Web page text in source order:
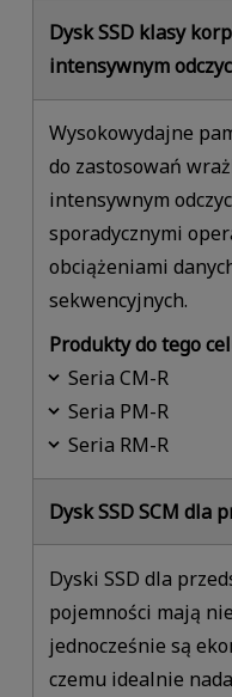
Dysk SSD klasy
intensywnym
Wysokowydajne
do zastosowań
intensywnym
sporadycznymi
obciążeniami
sekwencyjnych.
Produkty do tego
Seria CM-R
Seria PM-R
Seria RM-R
Dysk SSD SCM dla
Dyski SSD dla
pojemności mają
jednocześnie są
czemu idealnie